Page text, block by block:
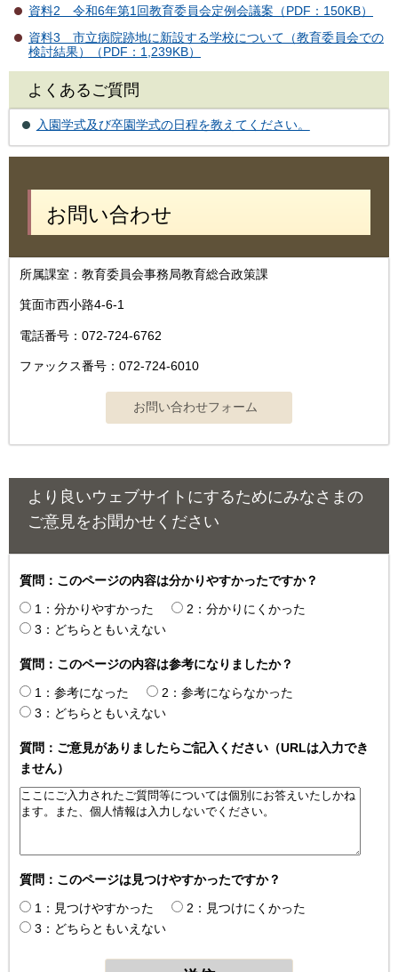
資料2 令和6年第1回教育委員会定例会議案（PDF：150KB）
資料3 市立病院跡地に新設する学校について（教育委員会での
検討結果）（PDF：1,239KB）
よくあるご質問
入園学式及び卒園学式の日程を教えてください。
お問い合わせ
所属課室：教育委員会事務局教育総合政策課
箕面市西小路4‐6‐1
電話番号：072-724-6762
ファックス番号：072-724-6010
より良いウェブサイトにするためにみなさまの
ご意見をお聞かせください
質問：このページの内容は分かりやすかったですか？
1：分かりやすかった
2：分かりにくかった
3：どちらともいえない
質問：このページの内容は参考になりましたか？
1：参考になった
2：参考にならなかった
3：どちらともいえない
質問：ご意見がありましたらご記入ください（URLは入力でき
ません）
質問：このページは見つけやすかったですか？
1：見つけやすかった
2：見つけにくかった
3：どちらともいえない